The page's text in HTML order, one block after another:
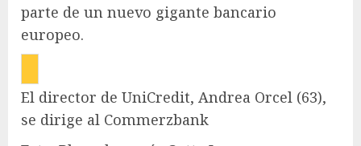
parte de un nuevo gigante bancario
europeo.
El director de UniCredit, Andrea Orcel (63),
se dirige al Commerzbank